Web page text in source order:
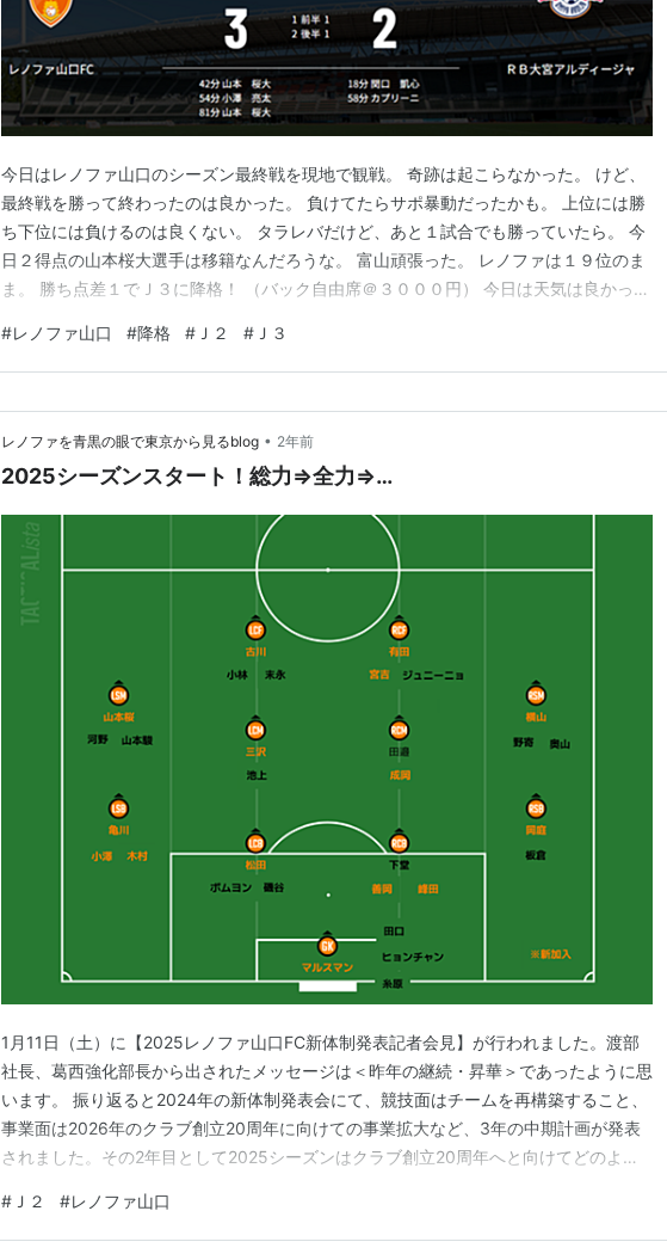
今日はレノファ山口のシーズン最終戦を現地で観戦。 奇跡は起こらなかった。 けど、
最終戦を勝って終わったのは良かった。 負けてたらサポ暴動だったかも。 上位には勝
ち下位には負けるのは良くない。 タラレバだけど、あと１試合でも勝っていたら。 今
日２得点の山本桜大選手は移籍なんだろうな。 富山頑張った。 レノファは１９位のま
ま。 勝ち点差１でＪ３に降格！ （バック自由席＠３０００円） 今日は天気は良かった
すから。 押してね
#レノファ山口 #降格 # Ｊ２ # Ｊ３
レノファを青黒の眼で東京から見るblog • 2年前
2025シーズンスタート！総力⇒全力⇒…
1月11日（土）に【2025レノファ山口FC新体制発表記者会見】が行われました。渡部
社長、葛西強化部長から出されたメッセージは＜昨年の継続・昇華＞であったように思
います。 振り返ると2024年の新体制発表会にて、競技面はチームを再構築すること、
事業面は2026年のクラブ創立20周年に向けての事業拡大など、3年の中期計画が発表
されました。その2年目として2025シーズンはクラブ創立20周年へと向けてどのよう
は醸成や拡大といった言葉がこの中期計画にはあるのかなと感じていますので、お時間
ある方は最後までお読みいただけると幸…
# Ｊ２ #レノファ山口